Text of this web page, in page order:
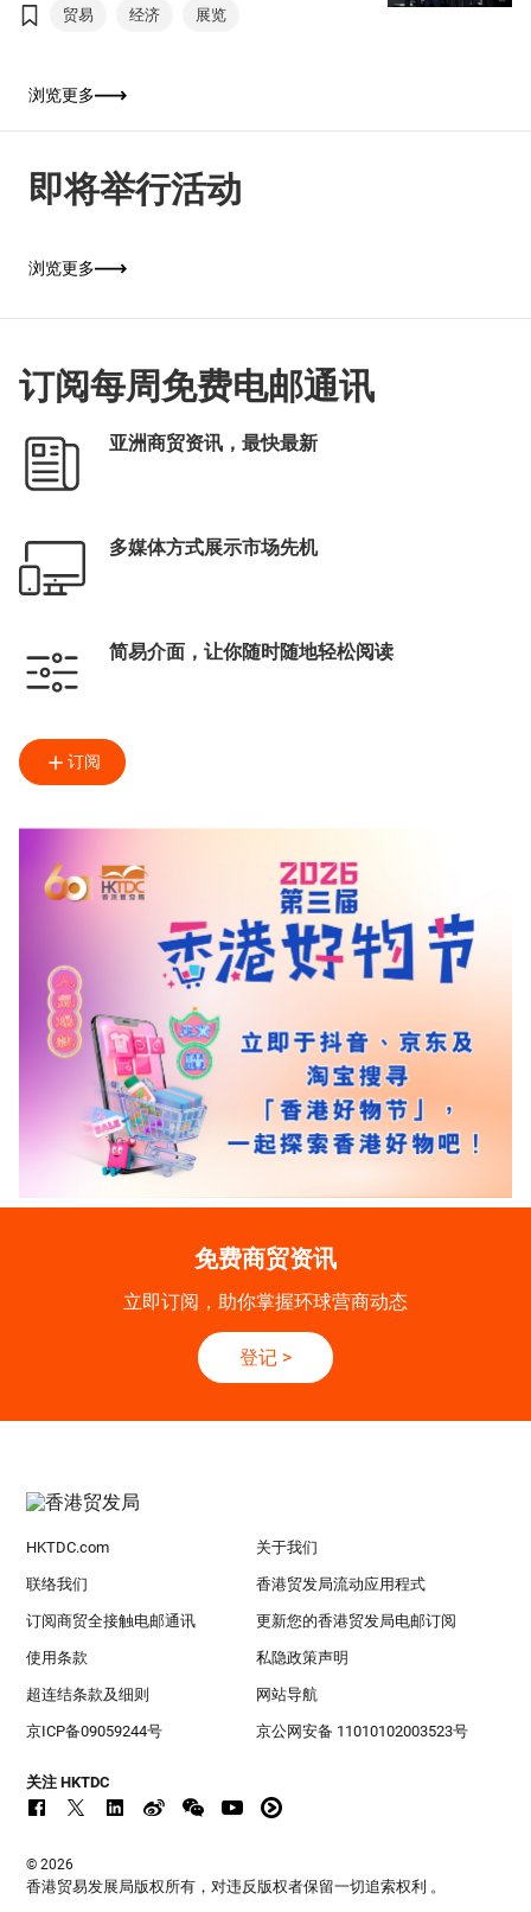
一。
坛”以“回顾与前瞻”为主轴，由贸发局前主席邓
担任论坛嘉宾，并担任主持，共同回顾香港经
程，探讨香港如何在百年变局中继续发挥“超
贸易 经济 展览
浏览更多
即将举行活动
浏览更多
订阅每周免费电邮通讯
亚洲商贸资讯，最快最新
多媒体方式展示市场先机
简易介面，让你随时随地轻松阅读
订阅
免费商贸资讯
立即订阅，助你掌握环球营商动态
登记 >
HKTDC.com 关于我们
联络我们 香港贸发局流动应用程式
订阅商贸全接触电邮通讯 更新您的香港贸发局电邮订阅
使用条款 私隐政策声明
超连结条款及细则 网站导航
京ICP备09059244号 京公网安备 11010102003523号
关注 HKTDC
© 2026
香港贸易发展局版权所有，对违反版权者保留一切追索权利 。